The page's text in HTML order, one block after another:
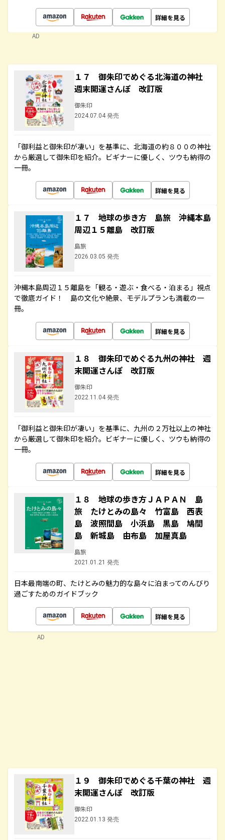
詳細を見る
AD
１７ 御朱印でめぐる北海道の神社
週末開運さんぽ 改訂版
御朱印
2024.07.04 発売
「御利益と御朱印が凄い」を基準に、北海道の約８００の神社
から厳選して御朱印を紹介。ビギナーに優しく、ツウも納得の
一冊。
詳細を見る
１７ 地球の歩き方 島旅 沖縄本島
周辺１５離島 改訂版
島旅
2026.03.05 発売
沖縄本島周辺１５離島を「観る・遊ぶ・食べる・泊まる」視点
で徹底ガイド！ 島の文化や絶景、モデルプランも満載の一
冊。
詳細を見る
１８ 御朱印でめぐる九州の神社 週
末開運さんぽ 改訂版
御朱印
2022.11.04 発売
「御利益と御朱印が凄い」を基準に、九州の２万社以上の神社
から厳選して御朱印を紹介。ビギナーに優しく、ツウも納得の
一冊。
詳細を見る
１８ 地球の歩き方ＪＡＰＡＮ 島
旅 たけとみの島々 竹富島 西表
島 波照間島 小浜島 黒島 鳩間
島 新城島 由布島 加屋真島
島旅
2021.01.21 発売
日本最南端の町、たけとみの魅力的な島々に泊まってのんびり
過ごすためのガイドブック
詳細を見る
１９ 御朱印でめぐる千葉の神社 週
末開運さんぽ 改訂版
御朱印
2022.01.13 発売
AD